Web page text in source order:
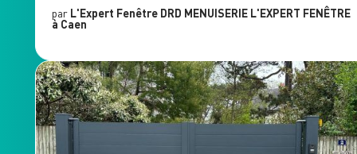
par L'Expert Fenêtre DRD MENUISERIE L'EXPERT FENÊTRE
à Caen